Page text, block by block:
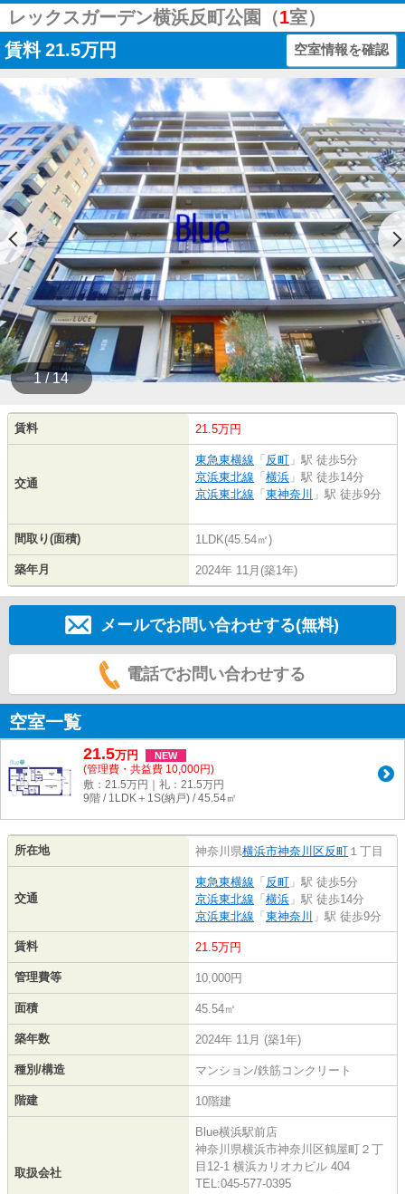
レックスガーデン横浜反町公園（1室）
賃料 21.5万円 空室情報を確認
1 / 14
賃料 21.5万円
交通
東急東横線 「 反町 」駅 徒歩5分
京浜東北線 「 横浜 」駅 徒歩14分
京浜東北線 「 東神奈川 」駅 徒歩9分
間取り(面積) 1LDK(45.54㎡)
築年月 2024年 11月(築1年)
メールでお問い合わせする(無料)
電話でお問い合わせする
空室一覧
21.5万円 NEW
(管理費・共益費 10,000円)
敷：21.5万円｜礼：21.5万円
9階 / 1LDK＋1S(納戸) / 45.54㎡
所在地 神奈川県横浜市神奈川区反町 １丁目
交通
東急東横線 「 反町 」駅 徒歩5分
京浜東北線 「 横浜 」駅 徒歩14分
京浜東北線 「 東神奈川 」駅 徒歩9分
賃料 21.5万円
管理費等 10,000円
面積 45.54㎡
築年数 2024年 11月 (築1年)
種別/構造 マンション/鉄筋コンクリート
階建 10階建
取扱会社
Blue横浜駅前店
神奈川県横浜市神奈川区鶴屋町２丁
目12-1 横浜カリオカビル 404
TEL:045-577-0395